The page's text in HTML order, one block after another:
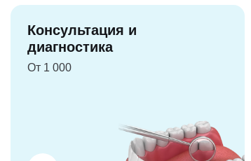
Консультация и
диагностика
От 1 000